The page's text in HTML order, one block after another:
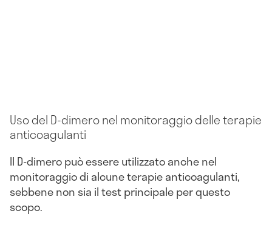
Uso del D-dimero nel monitoraggio delle terapie
anticoagulanti
Il D-dimero può essere utilizzato anche nel
monitoraggio di alcune terapie anticoagulanti,
sebbene non sia il test principale per questo
scopo.